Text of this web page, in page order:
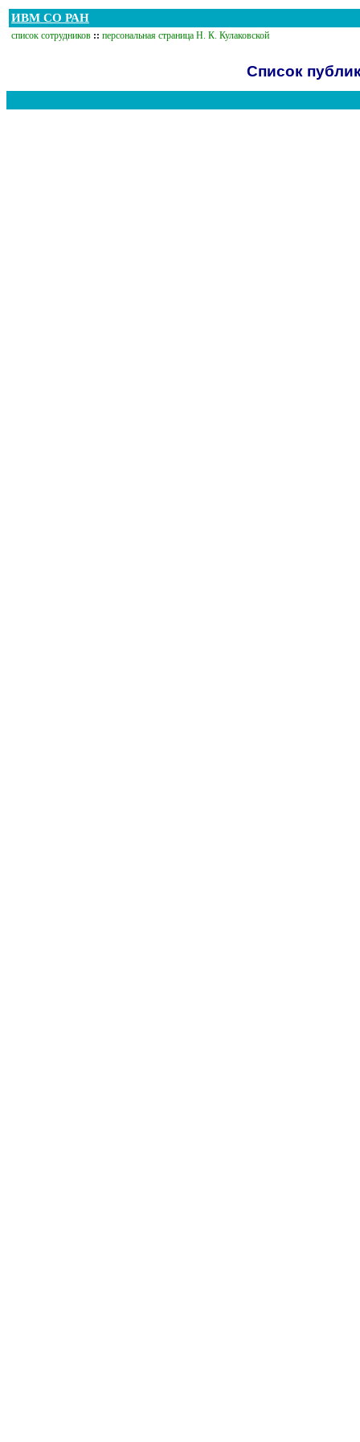
ИВМ СО РАН
список сотрудников :: персональная страница Н. К. Кулаковской
Список